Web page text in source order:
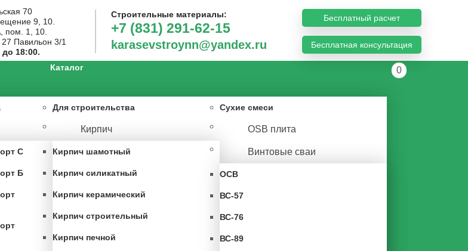
Бесплатный расчет
Бесплатная консультация
Строительные материалы:
+7 (831) 291-62-15
karasevstroynn@yandex.ru
70
9, 10.
пом. 1, 10.
Павильон 3/1
18:00.
Каталог
С
Б
Для строительства
Кирпич
Кирпич шамотный
Кирпич силикатный
Кирпич керамический
Кирпич строительный
Кирпич печной
Сухие смеси
OSB плита
Винтовые сваи
ОСВ
ВС-57
ВС-76
ВС-89
0